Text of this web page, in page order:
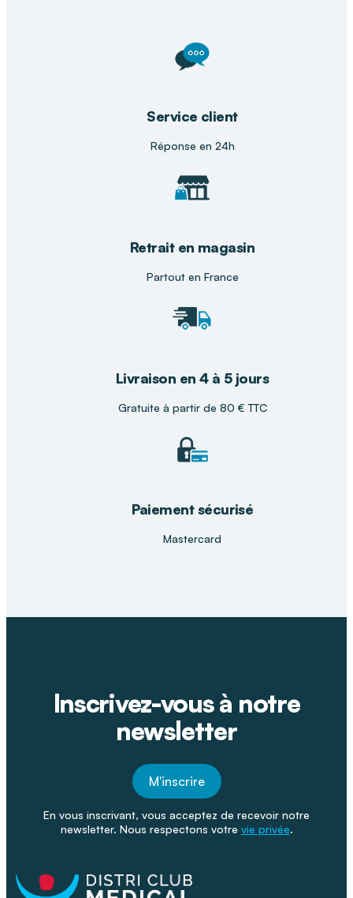
Service client
Réponse en 24h
Retrait en magasin
Partout en France
Livraison en 4 à 5 jours
Gratuite à partir de 80 € TTC
Paiement sécurisé
Mastercard
Inscrivez-vous à notre
newsletter
M'inscrire
En vous inscrivant, vous acceptez de recevoir notre
newsletter. Nous respectons votre vie privée.